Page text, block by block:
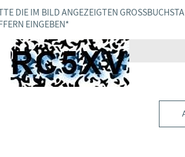
DIE IM BILD ANGEZEIGTEN
EINGEBEN *